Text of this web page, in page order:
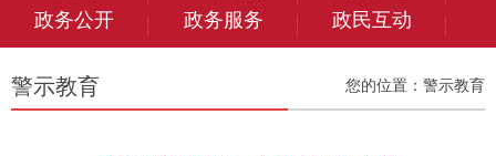
政务公开
政务服务 政民互动
警示教育 您的位置： 警示教育